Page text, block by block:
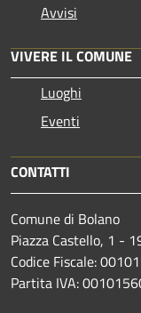
Avvisi
VIVERE IL COMUNE
Luoghi
Eventi
CONTATTI
Comune di Bolano
Piazza Castello, 1 -
Codice Fiscale:
Partita IVA: